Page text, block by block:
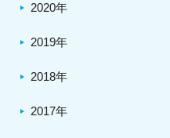
2020年
2019年
2018年
2017年